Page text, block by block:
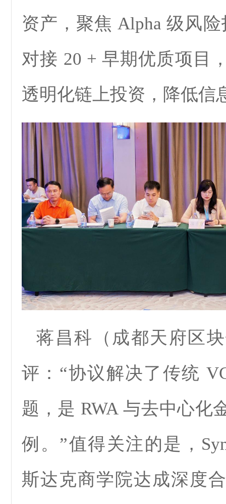
资产，聚焦 Alpha 级风
对接 20 + 早期优质项目
透明化链上投资，降低信
蒋昌科（成都天府区
评：“协议解决了传统
题，是 RWA 与去中心化
例。”值得关注的是，
斯达克商学院达成深度